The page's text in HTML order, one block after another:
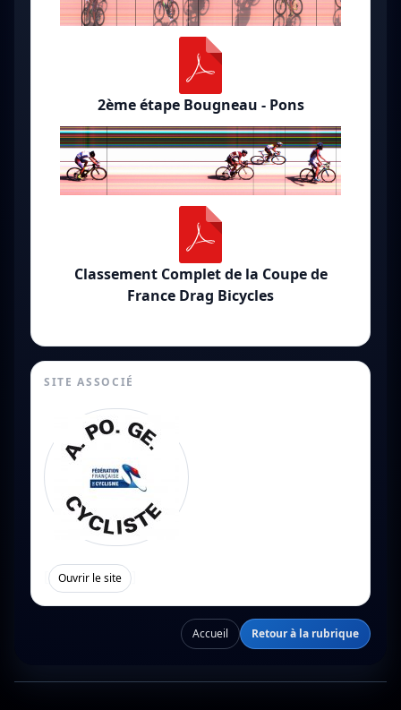
2ème étape Bougneau - Pons
Classement Complet de la Coupe de
France Drag Bicycles
SITE ASSOCIÉ
Ouvrir le site
Accueil Retour à la rubrique